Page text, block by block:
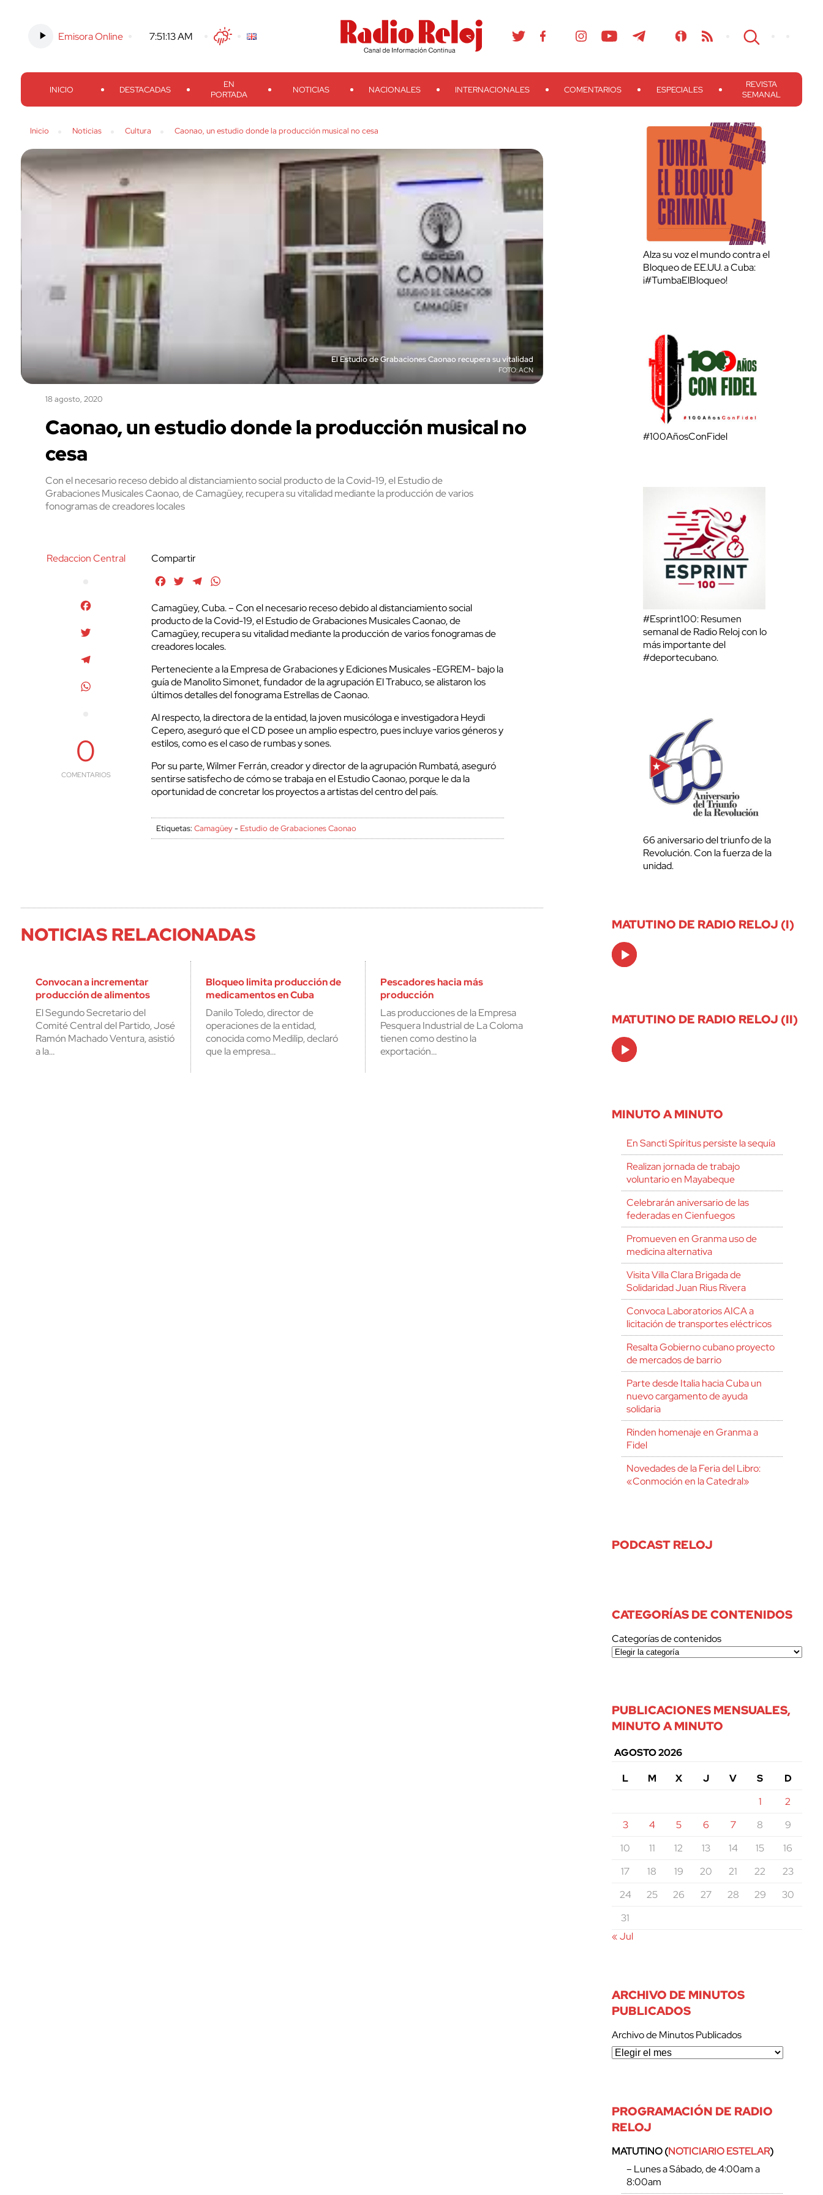
Emisora Online 7:51:14 AM TwitterFacebook
Threads
Instagram TelegramTeveo Ivoox RSS Search
INICIO DESTACADAS
EN
PORTADA
NOTICIAS NACIONALES INTERNACIONALES COMENTARIOS ESPECIALES
REVISTA
SEMANAL
Inicio Noticias Cultura Caonao, un estudio donde la producción musical no cesa
El Estudio de Grabaciones Caonao recupera su vitalidad
ACN
18 agosto, 2020
Caonao, un estudio donde la producción musical no
cesa
Con el necesario receso debido al distanciamiento social producto de la Covid-19, el Estudio de
Grabaciones Musicales Caonao, de Camagüey, recupera su vitalidad mediante la producción de varios
fonogramas de creadores locales
Redaccion Central
0
COMENTARIOS
Compartir
FacebookTwitterTelegram
Camagüey, Cuba. – Con el necesario receso debido al distanciamiento social
producto de la Covid-19, el Estudio de Grabaciones Musicales Caonao, de
Camagüey, recupera su vitalidad mediante la producción de varios fonogramas de
creadores locales.
Perteneciente a la Empresa de Grabaciones y Ediciones Musicales -EGREM- bajo la
guía de Manolito Simonet, fundador de la agrupación El Trabuco, se alistaron los
últimos detalles del fonograma Estrellas de Caonao.
Al respecto, la directora de la entidad, la joven musicóloga e investigadora Heydi
Cepero, aseguró que el CD posee un amplio espectro, pues incluye varios géneros y
estilos, como es el caso de rumbas y sones.
Por su parte, Wilmer Ferrán, creador y director de la agrupación Rumbatá, aseguró
sentirse satisfecho de cómo se trabaja en el Estudio Caonao, porque le da la
oportunidad de concretar los proyectos a artistas del centro del país.
Etiquetas:Camagüey- Estudio de Grabaciones Caonao
NOTICIAS RELACIONADAS
Convocan a incrementar
producción de alimentos
El Segundo Secretario del
Comité Central del Partido, José
Ramón Machado Ventura, asistió
a la…
Bloqueo limita producción de
medicamentos en Cuba
Danilo Toledo, director de
operaciones de la entidad,
conocida como Medilip, declaró
que la empresa…
Pescadores hacia más
producción
Las producciones de la Empresa
Pesquera Industrial de La Coloma
tienen como destino la
exportación…
Alza su voz el mundo contra el
Bloqueo de EE.UU. a Cuba:
¡#TumbaElBloqueo!
#100AñosConFidel
#Esprint100: Resumen
semanal de Radio Reloj con lo
más importante del
#deportecubano.
66 aniversario del triunfo de la
Revolución. Con la fuerza de la
unidad.
MATUTINO DE RADIO RELOJ (I)
Audio
Player
MATUTINO DE RADIO RELOJ (II)
Audio
Player
MINUTO A MINUTO
En Sancti Spíritus persiste la sequía
Realizan jornada de trabajo
voluntario en Mayabeque
Celebrarán aniversario de las
federadas en Cienfuegos
Promueven en Granma uso de
medicina alternativa
Visita Villa Clara Brigada de
Solidaridad Juan Rius Rivera
Convoca Laboratorios AICA a
licitación de transportes eléctricos
Resalta Gobierno cubano proyecto
de mercados de barrio
Parte desde Italia hacia Cuba un
nuevo cargamento de ayuda
solidaria
Rinden homenaje en Granma a
Fidel
Novedades de la Feria del Libro:
«Conmoción en la Catedral»
PODCAST RELOJ
CATEGORÍAS DE CONTENIDOS
Categorías de contenidos
PUBLICACIONES MENSUALES,
MINUTO A MINUTO
AGOSTO 2026
L
M X J V S
D
1
2
3
4 5 6 7 8
9
10
11 12 13 14 15
16
17
18 19 20 21 22
23
24
25 26 27 28 29
30
31
« Jul
ARCHIVO DE MINUTOS
PUBLICADOS
Archivo de Minutos Publicados
PROGRAMACIÓN DE RADIO
RELOJ
MATUTINO (NOTICIARIO ESTELAR)
– Lunes a Sábado, de 4:00am a
8:00am